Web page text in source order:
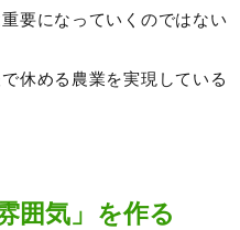
要になっていくのではない
休める農業を実現している
囲気」を作る